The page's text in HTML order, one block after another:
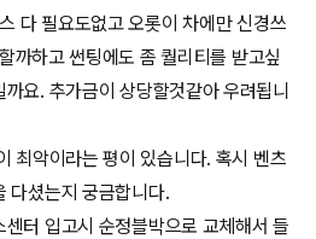
다 필요도없고 오롯이 차에만 신경쓰
까하고 썬팅에도 좀 퀄리티를 받고싶
요. 추가금이 상당할것같아 우려됩니
최악이라는 평이 있습니다. 혹시 벤츠
다셨는지 궁금합니다.
터 입고시 순정블박으로 교체해서 들